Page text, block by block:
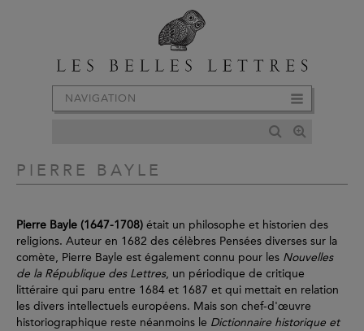
NAVIGATION
PIERRE BAYLE
Pierre Bayle (1647-1708) était un philosophe et historien des
religions. Auteur en 1682 des célèbres Pensées diverses sur la
comète, Pierre Bayle est également connu pour les Nouvelles
de la République des Lettres, un périodique de critique
littéraire qui paru entre 1684 et 1687 et qui mettait en relation
les divers intellectuels européens. Mais son chef-d'œuvre
historiographique reste néanmoins le Dictionnaire historique et